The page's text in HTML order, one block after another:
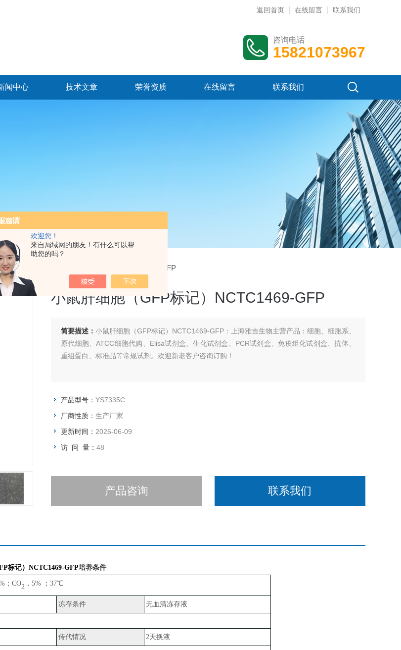
欢迎您！
来自局域网的朋友！有什么可以帮
助您的吗？
返回首页 在线留言 联系我们
咨询电话
15821073967
闻中心 技术文章 荣誉资质 在线留言 联系我们
YS7335C小鼠肝细胞（GFP标记）NCTC1469-GFP
小鼠肝细胞（GFP标记）NCTC1469-GFP
简要描述： 小鼠肝细胞（GFP标记）NCTC1469-GFP：上海雅吉生物主营产品：细胞、细胞系、
原代细胞、ATCC细胞代购、Elisa试剂盒、生化试剂盒、PCR试剂盒、免疫组化试剂盒、抗体、
重组蛋白、标准品等常规试剂。欢迎新老客户咨询订购！
产品型号： YS7335C
厂商性质： 生产厂家
更新时间： 2026-06-09
访 问 量： 48
产品咨询 联系我们
标记）NCTC1469-GFP培养条件
；CO2 ， 5% ；37℃
冻存条件 无血清冻存液
传代情况 2天换液